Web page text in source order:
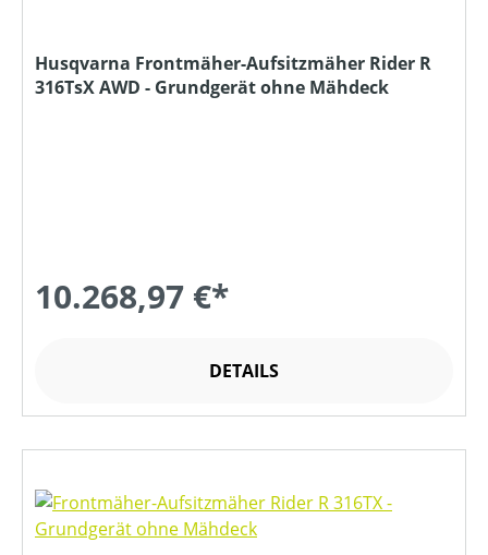
Husqvarna Frontmäher-Aufsitzmäher Rider R
316TsX AWD - Grundgerät ohne Mähdeck
10.268,97 €*
DETAILS